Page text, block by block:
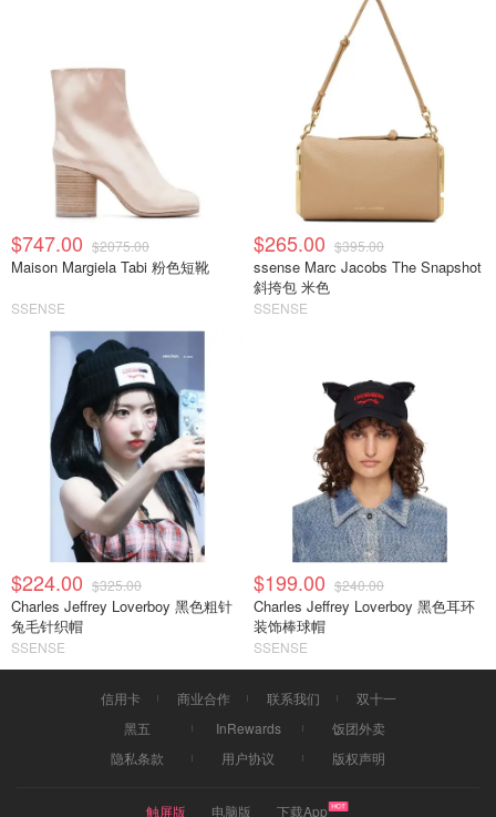
$747.00 $2075.00
Maison Margiela Tabi 粉色短靴
SSENSE
$265.00 $395.00
ssense Marc Jacobs The Snapshot
斜挎包 米色
SSENSE
$224.00 $325.00
Charles Jeffrey Loverboy 黑色粗针
兔毛针织帽
SSENSE
$199.00 $240.00
Charles Jeffrey Loverboy 黑色耳环
装饰棒球帽
SSENSE
信用卡 商业合作 联系我们
双十一
黑五
InRewards
饭团外卖
隐私条款
用户协议 版权声明
触屏版 电脑版 下载App